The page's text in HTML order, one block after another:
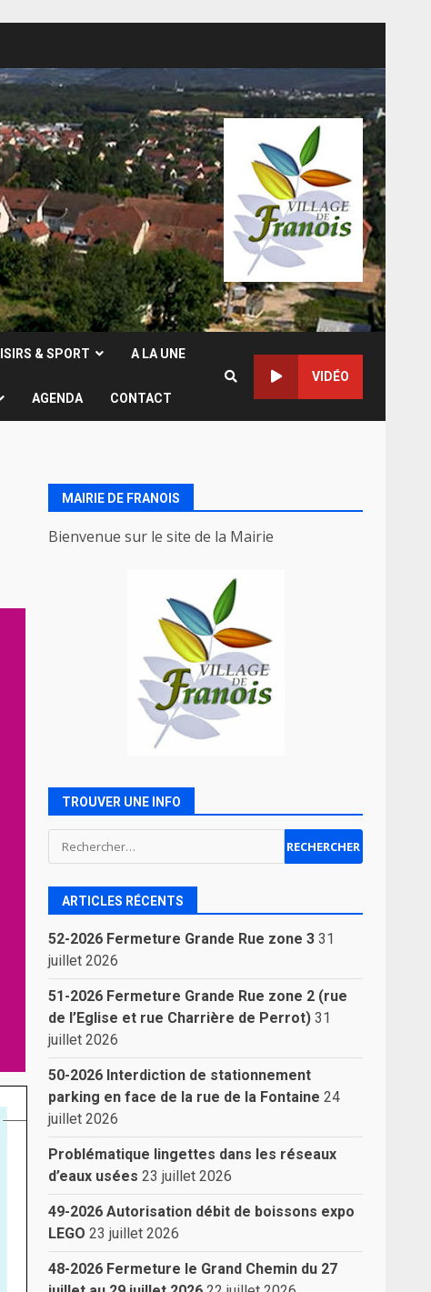
& SPORT A LA UNE
AGENDA CONTACT
VIDÉO
MAIRIE DE FRANOIS
Bienvenue sur le site de la Mairie
TROUVER UNE INFO
Rechercher :
ARTICLES RÉCENTS
52-2026 Fermeture Grande Rue zone 3 31
juillet 2026
51-2026 Fermeture Grande Rue zone 2 (rue
de l’Eglise et rue Charrière de Perrot) 31
juillet 2026
50-2026 Interdiction de stationnement
parking en face de la rue de la Fontaine 24
juillet 2026
Problématique lingettes dans les réseaux
d’eaux usées 23 juillet 2026
49-2026 Autorisation débit de boissons expo
LEGO 23 juillet 2026
48-2026 Fermeture le Grand Chemin du 27